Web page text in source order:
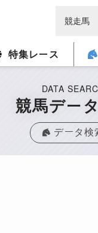
特集レース
DATA
競馬デー
データ検